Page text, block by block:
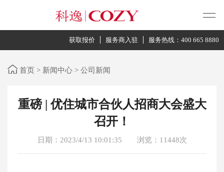
获取报价 服务商入驻 服务热线：400 665 8880
首页 > 新闻中心 > 公司新闻
重磅 | 优住城市合伙人招商大会盛大
召开！
日期：2023/4/13 10:01:35 浏览：11448次